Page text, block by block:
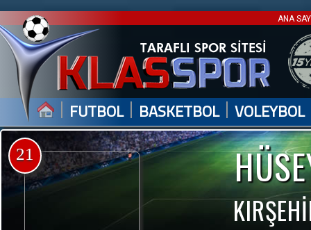
ANA
| FUTBOL | BASKETBOL | VOLEYBOL
21